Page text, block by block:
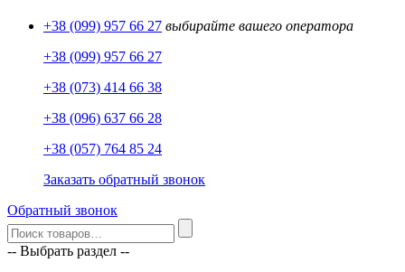
+38 (099) 957 66 27 выбирайте вашего оператора
+38 (099) 957 66 27
+38 (073) 414 66 38
+38 (096) 637 66 28
+38 (057) 764 85 24
Заказать обратный звонок
Обратный звонок
-- Выбрать раздел --